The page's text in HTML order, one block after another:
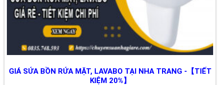
GIÁ SỬA BỒN RỬA MẶT, LAVABO TẠI NHA TRANG -【TIẾT
KIỆM 20%】